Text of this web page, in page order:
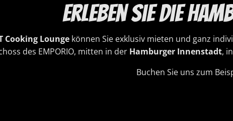
Erleben Sie die
Cooking Lounge können Sie exklusiv mieten und ganz
des EMPORIO, mitten in der Hamburger Innenstadt,
Buchen Sie uns zum